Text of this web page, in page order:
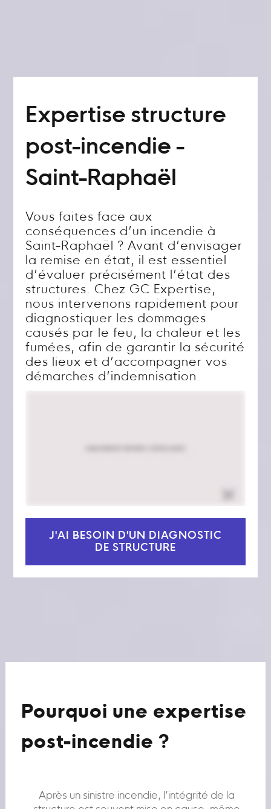
Expertise structure
post-incendie -
Saint-Raphaël
Vous faites face aux
conséquences d’un incendie à
Saint-Raphaël ? Avant d’envisager
la remise en état, il est essentiel
d’évaluer précisément l’état des
structures. Chez GC Expertise,
nous intervenons rapidement pour
diagnostiquer les dommages
causés par le feu, la chaleur et les
fumées, afin de garantir la sécurité
des lieux et d’accompagner vos
démarches d’indemnisation.
J'AI BESOIN D'UN DIAGNOSTIC
DE STRUCTURE
Pourquoi une expertise
post-incendie ?
Après un sinistre incendie, l’intégrité de la